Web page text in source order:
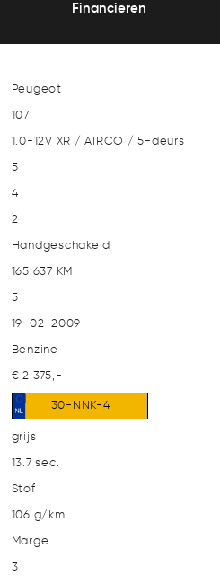
Financieren
Peugeot
107
1.0-12V XR / AIRCO / 5-deurs
5
4
2
Handgeschakeld
165.637 KM
5
19-02-2009
Benzine
€ 2.375,-
30-NNK-4
grijs
13.7 sec.
Stof
106 g/km
Marge
3